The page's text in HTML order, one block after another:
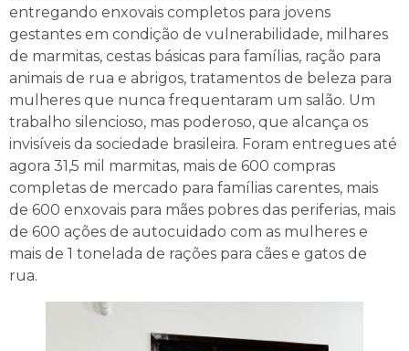
entregando enxovais completos para jovens
gestantes em condição de vulnerabilidade, milhares
de marmitas, cestas básicas para famílias, ração para
animais de rua e abrigos, tratamentos de beleza para
mulheres que nunca frequentaram um salão. Um
trabalho silencioso, mas poderoso, que alcança os
invisíveis da sociedade brasileira. Foram entregues até
agora 31,5 mil marmitas, mais de 600 compras
completas de mercado para famílias carentes, mais
de 600 enxovais para mães pobres das periferias, mais
de 600 ações de autocuidado com as mulheres e
mais de 1 tonelada de rações para cães e gatos de
rua.